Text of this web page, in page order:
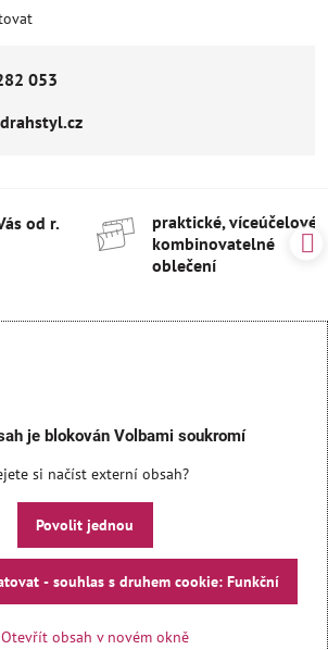
053
od r​.
praktické, víceúčelové
kombinovatelné
oblečení
je blokován Volbami soukromí
si načíst externí obsah?
Povolit jednou
- souhlas s druhem cookie: Funkční
obsah v novém okně